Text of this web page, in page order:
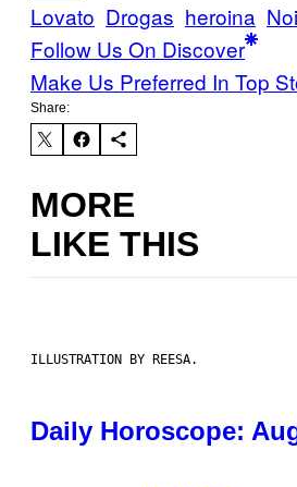
Lovato Drogas heroina
Follow Us On Discover
Make Us Preferred In Top
Share:
MORE
LIKE THIS
ILLUSTRATION BY REESA.
Daily Horoscope: